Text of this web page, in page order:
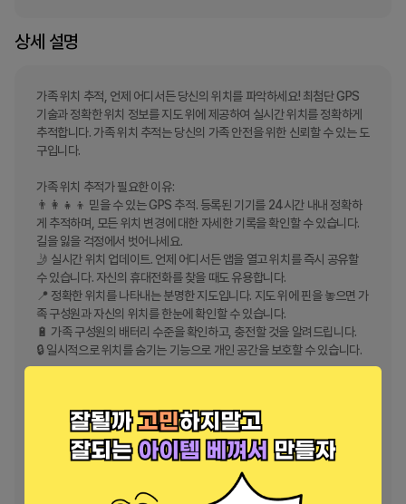
상세 설명
가족 위치 추적, 언제 어디서든 당신의 위치를 파악하세요! 최첨단 GPS
기술과 정확한 위치 정보를 지도 위에 제공하여 실시간 위치를 정확하게
추적합니다. 가족 위치 추적는 당신의 가족 안전을 위한 신뢰할 수 있는 도
구입니다.
가족 위치 추적가 필요한 이유:
👨‍👩‍👧‍👦 믿을 수 있는 GPS 추적. 등록된 기기를 24시간 내내 정확하
게 추적하며, 모든 위치 변경에 대한 자세한 기록을 확인할 수 있습니다.
길을 잃을 걱정에서 벗어나세요.
🤳 실시간 위치 업데이트. 언제 어디서든 앱을 열고 위치를 즉시 공유할
수 있습니다. 자신의 휴대전화를 찾을 때도 유용합니다.
📍 정확한 위치를 나타내는 분명한 지도입니다. 지도 위에 핀을 놓으면 가
족 구성원과 자신의 위치를 한눈에 확인할 수 있습니다.
🔋 가족 구성원의 배터리 수준을 확인하고, 충전할 것을 알려드립니다.
🔒 일시적으로 위치를 숨기는 기능으로 개인 공간을 보호할 수 있습니다.
2. 가족 구성원들을 초대하기 위해 비공개 코드를 사용하세요.
준비 완료!
- 안전하게 정확한 실시간 위치 공유